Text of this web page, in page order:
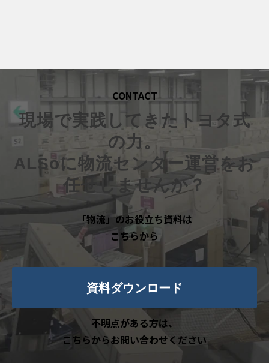
CONTACT
現場で実践してきたトヨタ式
の力。
ALSoに物流センター運営をお
任せしませんか？
「物流」のお役立ち資料は
こちらから
資料ダウンロード
不明点がある方は、
こちらからお問い合わせください